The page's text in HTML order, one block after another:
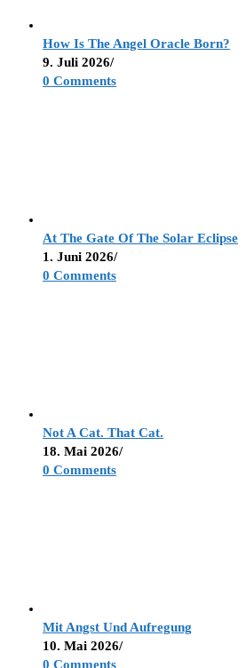
How Is The Angel Oracle Born?
9. Juli 2026/
0 Comments
At The Gate Of The Solar Eclipse
1. Juni 2026/
0 Comments
Not A Cat. That Cat.
18. Mai 2026/
0 Comments
Mit Angst Und Aufregung
10. Mai 2026/
0 Comments